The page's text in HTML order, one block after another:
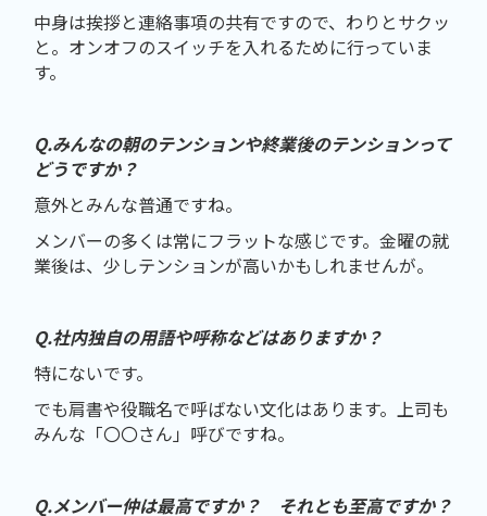
中身は挨拶と連絡事項の共有ですので、わりとサクッ
と。オンオフのスイッチを入れるために行っていま
す。
Q.みんなの朝のテンションや終業後のテンションって
どうですか？
意外とみんな普通ですね。
メンバーの多くは常にフラットな感じです。金曜の就
業後は、少しテンションが高いかもしれませんが。
Q.社内独自の用語や呼称などはありますか？
特にないです。
でも肩書や役職名で呼ばない文化はあります。上司も
みんな「〇〇さん」呼びですね。
Q.メンバー仲は最高ですか？ それとも至高ですか？